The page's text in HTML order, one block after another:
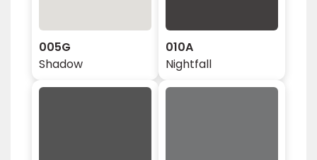
005G
Shadow
010A
Nightfall